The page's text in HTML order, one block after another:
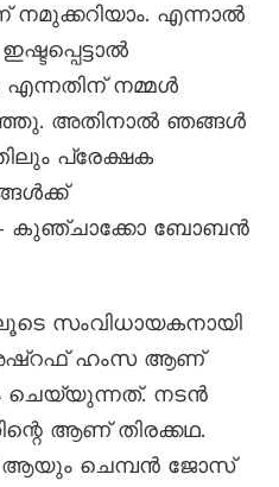
നമുക്കറിയാം. എന്നാൽ
എന്നതിന് നമ്മൾ
അതിനാൽ ഞങ്ങൾ
പ്രേക്ഷക
– കുഞ്ചാക്കോ ബോബൻ
സംവിധായകനായി
അഷ്റഫ് ഹംസ ആണ്
ചെയ്യുന്നത്. നടൻ
ആണ് തിരക്കഥ.
ആയും ചെമ്പൻ ജോസ്